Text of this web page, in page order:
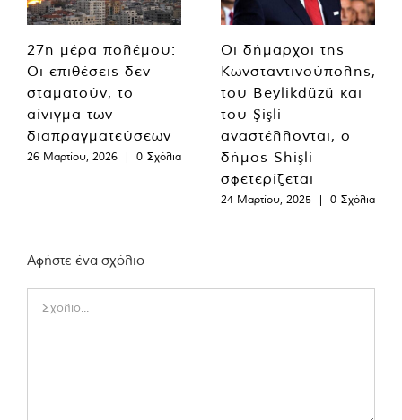
27η μέρα πολέμου:
Οι επιθέσεις δεν
σταματούν, το
αίνιγμα των
διαπραγματεύσεων
26 Μαρτίου, 2026 | 0 Σχόλια
Οι δήμαρχοι της
Κωνσταντινούπολης,
του Beylikdüzü και
του Şişli
αναστέλλονται, ο
δήμος Shişli
σφετερίζεται
24 Μαρτίου, 2025 | 0 Σχόλια
Αφήστε ένα σχόλιο